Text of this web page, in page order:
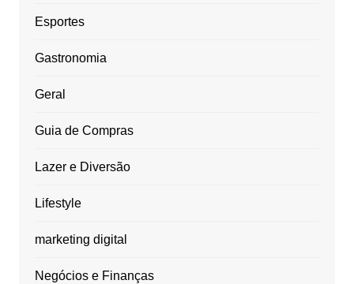
Esportes
Gastronomia
Geral
Guia de Compras
Lazer e Diversão
Lifestyle
marketing digital
Negócios e Finanças